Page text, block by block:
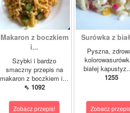
Makaron z boczkiem
i...
Szybki i bardzo
smaczny przepis na
makaron z boczkiem i...
⇖ 1092
Zobacz przepis!
Surówka z
Pyszna,
białej
1255
Zobacz